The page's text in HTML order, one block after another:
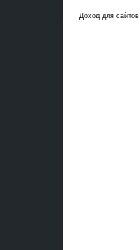
Доход для сайтов